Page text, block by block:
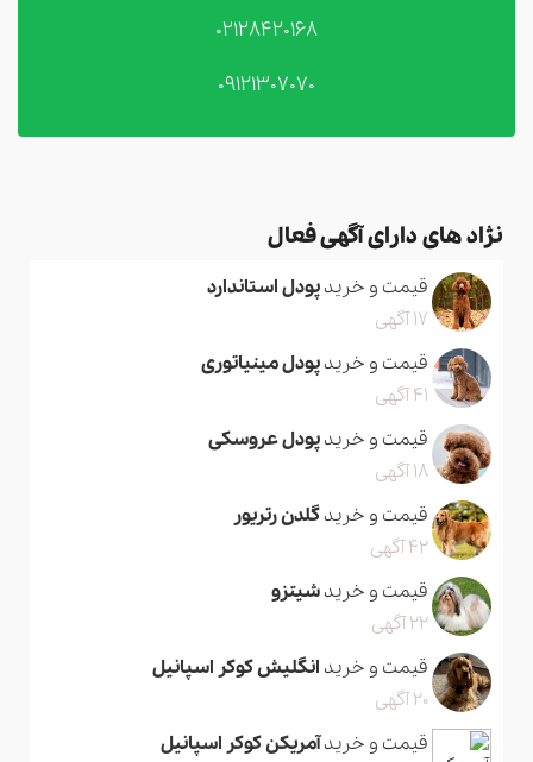
02128420168
09121307070
نژاد های دارای آگهی فعال
قیمت و خریدپودل استاندارد
17 آگهی
قیمت و خریدپودل مینیاتوری
41 آگهی
قیمت و خریدپودل عروسکی
18 آگهی
قیمت و خریدگلدن رتریور
42 آگهی
قیمت و خریدشیتزو
22 آگهی
قیمت و خرید انگلیش کوکر اسپانیل
20 آگهی
قیمت و خریدآمریکن کوکر اسپانیل